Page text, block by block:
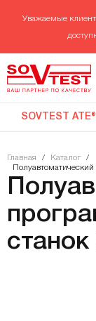
Уважаемые
SOVTEST ATE®
Главная / Каталог
/